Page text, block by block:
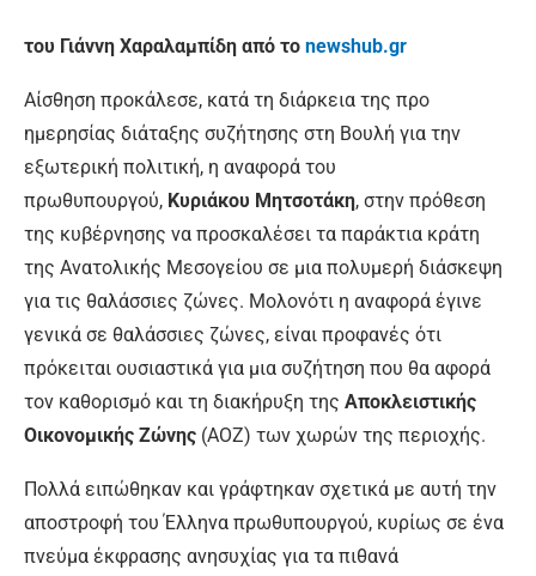
του Γιάννη Χαραλαμπίδη από το newshub.gr
Αίσθηση προκάλεσε, κατά τη διάρκεια της προ
ημερησίας διάταξης συζήτησης στη Βουλή για την
εξωτερική πολιτική, η αναφορά του
πρωθυπουργού, Κυριάκου Μητσοτάκη, στην πρόθεση
της κυβέρνησης να προσκαλέσει τα παράκτια κράτη
της Ανατολικής Μεσογείου σε μια πολυμερή διάσκεψη
για τις θαλάσσιες ζώνες. Μολονότι η αναφορά έγινε
γενικά σε θαλάσσιες ζώνες, είναι προφανές ότι
πρόκειται ουσιαστικά για μια συζήτηση που θα αφορά
τον καθορισμό και τη διακήρυξη της Αποκλειστικής
Οικονομικής Ζώνης (ΑΟΖ) των χωρών της περιοχής.
Πολλά ειπώθηκαν και γράφτηκαν σχετικά με αυτή την
αποστροφή του Έλληνα πρωθυπουργού, κυρίως σε ένα
πνεύμα έκφρασης ανησυχίας για τα πιθανά